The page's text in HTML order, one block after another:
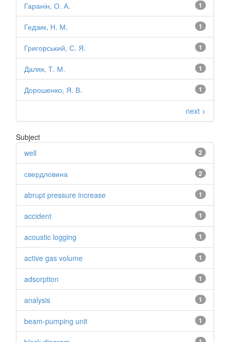
1
Гаранін, О. А.
1
Гедзик, Н. М.
1
Григорський, С. Я.
1
Даляк, Т. М.
1
Дорошенко, Я. В.
next >
Subject
2
well
2
свердловина
1
abrupt pressure increase
1
accident
1
acoustic logging
1
active gas volume
1
adsorption
1
analysis
1
beam-pumping unit